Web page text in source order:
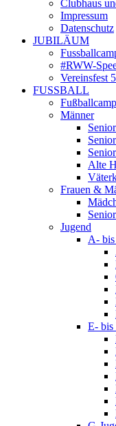
Clubhaus
Impressum
Datenschutz
JUBILÄUM
#RWW-
Vereinsfest
FUSSBALL
Fußballcamp
Männer
Alte
Frauen &
Jugend
A-
E- bis